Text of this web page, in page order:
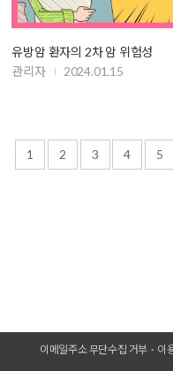
유방암 환자의 2차 암 위험성
관리자
2024.01.15
1 2 3 4 5
이메일주소 무단수집 거부 이